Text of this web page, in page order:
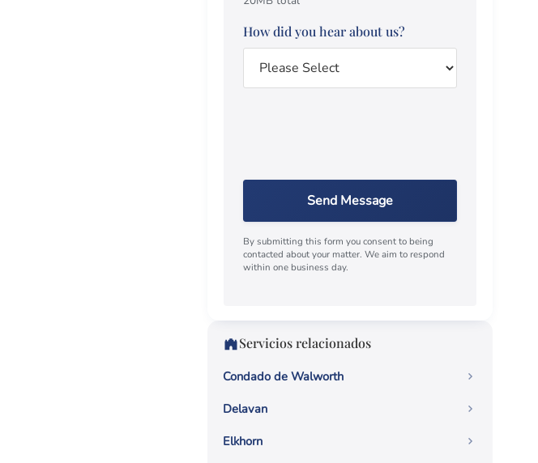
How did you hear about us?
Send Message
By submitting this form you consent to being
contacted about your matter. We aim to respond
within one business day.
Servicios relacionados
Condado de Walworth
Delavan
Elkhorn